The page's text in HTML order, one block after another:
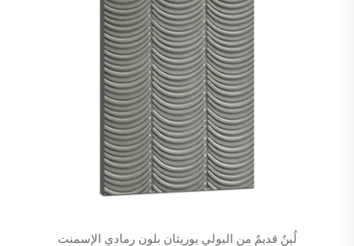
لُبِنٌ قديمٌ من البولي يوريثان بلون رمادي الإسمنت